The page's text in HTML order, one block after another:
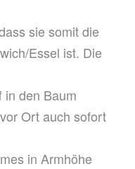
sie somit die
Essel ist. Die
in den Baum
Ort auch sofort
in Armhöhe